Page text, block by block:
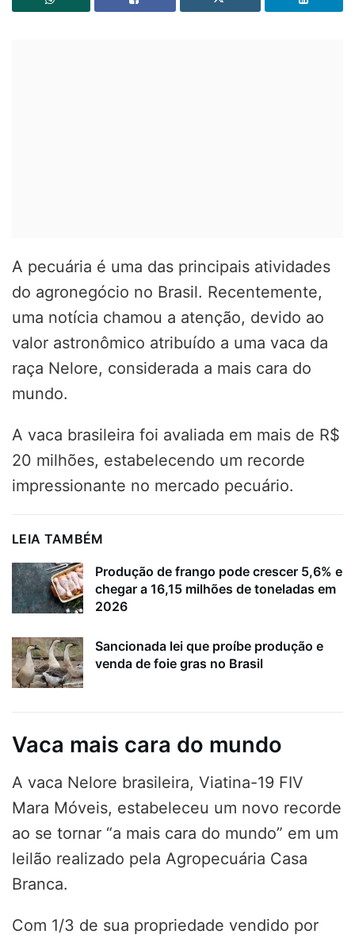
A pecuária é uma das principais atividades
do agronegócio no Brasil. Recentemente,
uma notícia chamou a atenção, devido ao
valor astronômico atribuído a uma vaca da
raça Nelore, considerada a mais cara do
mundo.
A vaca brasileira foi avaliada em mais de R$
20 milhões, estabelecendo um recorde
impressionante no mercado pecuário.
LEIA TAMBÉM
Produção de frango pode crescer 5,6% e
chegar a 16,15 milhões de toneladas em
2026
Sancionada lei que proíbe produção e
venda de foie gras no Brasil
Vaca mais cara do mundo
A vaca Nelore brasileira, Viatina-19 FIV
Mara Móveis, estabeleceu um novo recorde
ao se tornar “a mais cara do mundo” em um
leilão realizado pela Agropecuária Casa
Branca.
Com 1/3 de sua propriedade vendido por